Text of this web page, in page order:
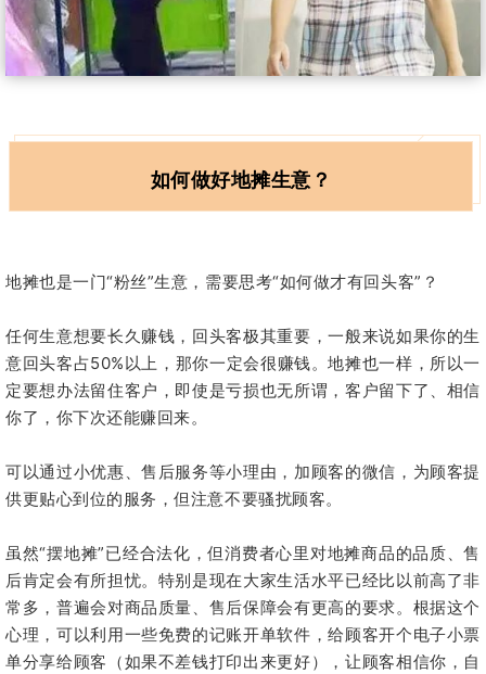
如何做好地摊生意？
地摊也是一门“粉丝”生意，需要思考“如何做才有回头客”？
任何生意想要长久赚钱，回头客极其重要，一般来说如果你的生
意回头客占50%以上，那你一定会很赚钱。地摊也一样，所以一
定要想办法留住客户，即使是亏损也无所谓，客户留下了、相信
你了，你下次还能赚回来。
可以通过小优惠、售后服务等小理由，加顾客的微信，为顾客提
供更贴心到位的服务，但注意不要骚扰顾客。
虽然“摆地摊”已经合法化，但消费者心里对地摊商品的品质、售
后肯定会有所担忧。特别是现在大家生活水平已经比以前高了非
常多，普遍会对商品质量、售后保障会有更高的要求。根据这个
心理，可以利用一些免费的记账开单软件，给顾客开个电子小票
单分享给顾客（如果不差钱打印出来更好），让顾客相信你，自